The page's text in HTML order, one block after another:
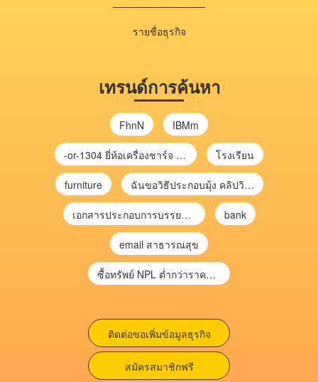
รายชื่อธุรกิจ
เทรนด์การค้นหา
FhnN IBMm
-or-1304 ยี่ห้อเครื่องชาร์จ chargecore โรงเรียน
furniture ฉันขอวิธีประกอบมุ้ง คลิปวิดีโอ การประกอบมุ้ง
เอกสารประกอบการบรรยาย การประเมินความเสี่ยงเพื่อวางแผนการตรวจสอบ \ bank
email สาธารณสุข
ซื้อทรัพย์ NPL ต่ำกว่าราคาตลาด 30-70% แบบไม่ต้องไปประมูล”
ติดต่อขอเพิ่มข้อมูลธุรกิจ
สมัครสมาชิกฟรี